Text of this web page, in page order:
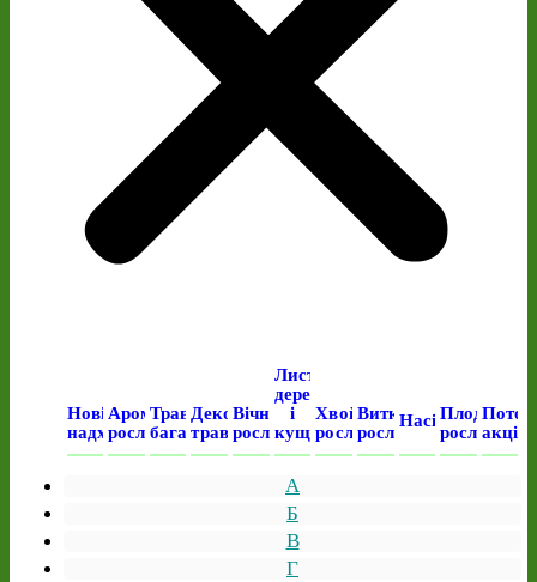
Нові
надходження
Ароматичні
рослини
Трав’янисті
багаторічні
Декоративні
трави
Вічнозелені
рослини
Листяні
дерева
і
кущі
Хвойні
рослини
Виткі
рослини
НасінняПлодові
рослини
акція
А
Б
В
Г